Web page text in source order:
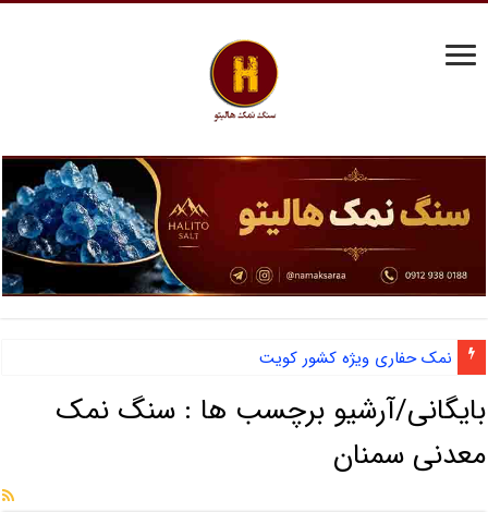
نمک حفاری ویژه کشور کویت
بایگانی/آرشیو برچسب ها : سنگ نمک
معدنی سمنان